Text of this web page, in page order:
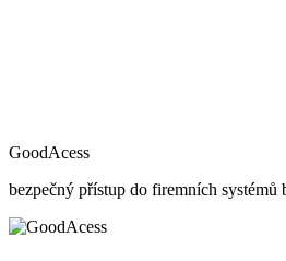
GoodAcess
bezpečný přístup do firemních